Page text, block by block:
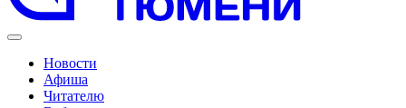
Новости
Афиша
Читателю